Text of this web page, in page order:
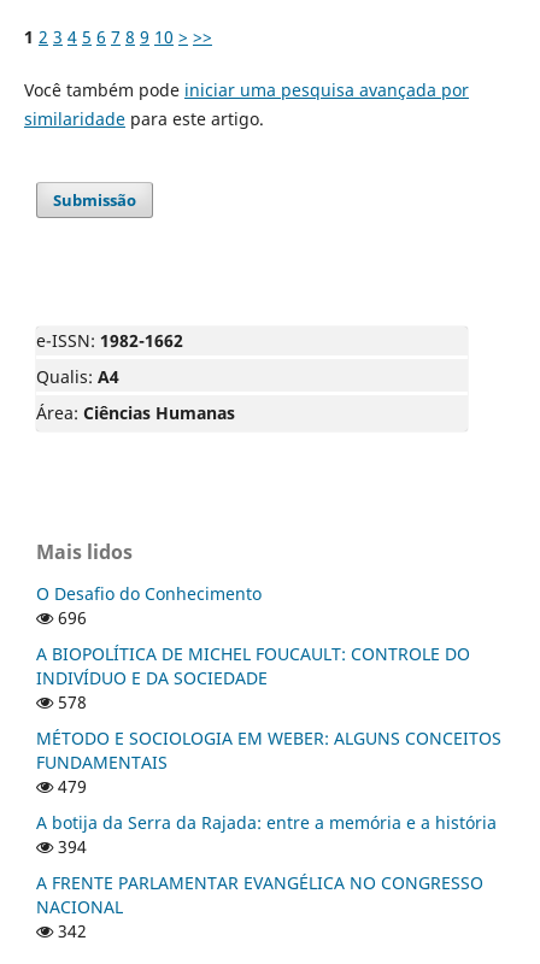
1 2 3 4 5 6 7 8 9 10 > >>
Você também pode iniciar uma pesquisa avançada por
similaridadepara este artigo.
Submissão
e-ISSN: 1982-1662
Qualis: A4
Área: Ciências Humanas
Mais lidos
O Desafio do Conhecimento
696
A BIOPOLÍTICA DE MICHEL FOUCAULT: CONTROLE DO
INDIVÍDUO E DA SOCIEDADE
578
MÉTODO E SOCIOLOGIA EM WEBER: ALGUNS CONCEITOS
FUNDAMENTAIS
479
A botija da Serra da Rajada: entre a memória e a história
394
A FRENTE PARLAMENTAR EVANGÉLICA NO CONGRESSO
NACIONAL
342